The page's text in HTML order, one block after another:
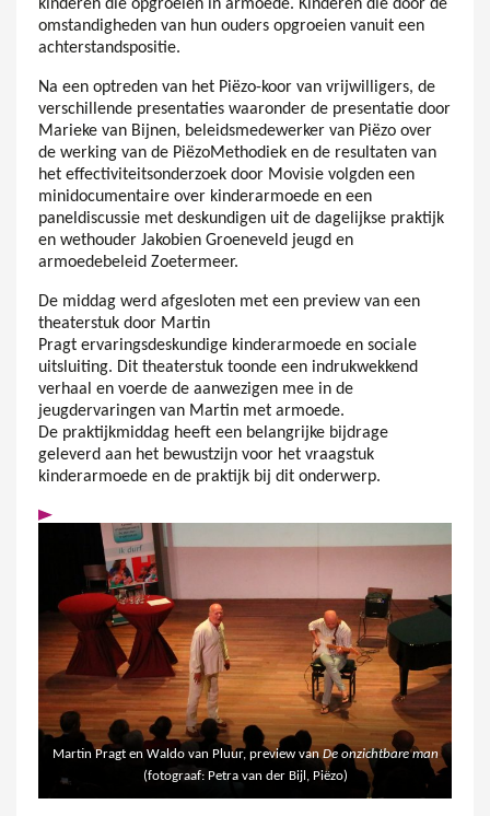
kinderen die opgroeien in armoede. Kinderen die door de
omstandigheden van hun ouders opgroeien vanuit een
achterstandspositie.
Na een optreden van het Piëzo-koor van vrijwilligers, de
verschillende presentaties waaronder de presentatie door
Marieke van Bijnen, beleidsmedewerker van Piëzo over
de werking van de PiëzoMethodiek en de resultaten van
het effectiviteitsonderzoek door Movisie volgden een
minidocumentaire over kinderarmoede en een
paneldiscussie met deskundigen uit de dagelijkse praktijk
en wethouder Jakobien Groeneveld jeugd en
armoedebeleid Zoetermeer.
De middag werd afgesloten met een preview van een
theaterstuk door Martin
Pragt ervaringsdeskundige kinderarmoede en sociale
uitsluiting. Dit theaterstuk toonde een indrukwekkend
verhaal en voerde de aanwezigen mee in de
jeugdervaringen van Martin met armoede.
De praktijkmiddag heeft een belangrijke bijdrage
geleverd aan het bewustzijn voor het vraagstuk
kinderarmoede en de praktijk bij dit onderwerp.
Martin Pragt en Waldo van Pluur, preview vanDe onzichtbare man
(fotograaf: Petra van der Bijl, Piëzo)